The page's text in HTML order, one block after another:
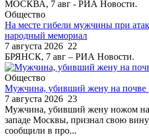
МОСКВА, 7 авг - РИА Новости.
Общество
На месте гибели мужчины при
народный мемориал
7 августа 2026 22
БРЯНСК, 7 авг – РИА Новости.
Общество
Мужчина, убивший жену на почве
7 августа 2026 23
Мужчина, убивший жену ножом на
западе Москвы, признал свою
сообщили в про...